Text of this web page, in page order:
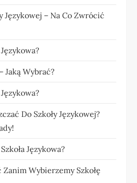
Językowej – Na Co Zwrócić
Jaką Wybrać?
Do Szkoły Językowej?
Językowa?
Zanim Wybierzemy Szkołę